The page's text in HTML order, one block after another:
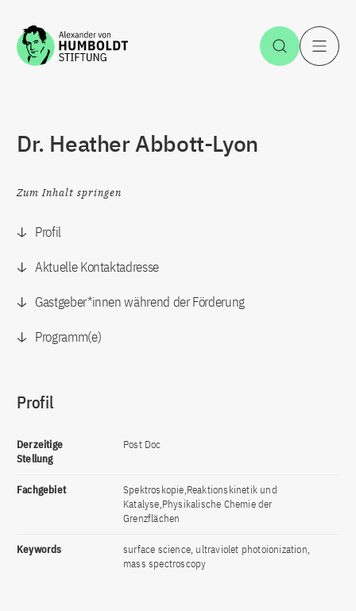
Zum Inhalt springen Suche
Dr. Heather Abbott-Lyon
Zum Inhalt springen
Profil
Aktuelle Kontaktadresse
Gastgeber*innen während der Förderung
Programm(e)
Profil
Derzeitige
Stellung
Post Doc
Fachgebiet
Spektroskopie,Reaktionskinetik und
Katalyse,Physikalische Chemie der
Grenzflächen
Keywords
surface science, ultraviolet photoionization,
mass spectroscopy